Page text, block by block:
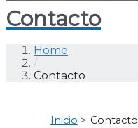
Contacto
Home
/
Contacto
Inicio Contacto